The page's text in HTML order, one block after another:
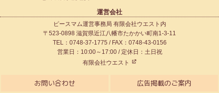
運営会社
ピースマム運営事務局 有限会社ウエスト内
〒523-0898 滋賀県近江八幡市たかかい町南1-3-11
TEL：0748-37-1775 / FAX：0748-43-0156
営業日：10:00～17:00 / 定休日：土日祝
有限会社ウエスト
お問い合わせ 広告掲載のご案内